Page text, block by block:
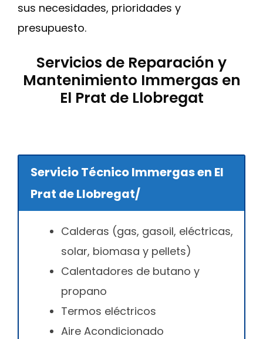
sus necesidades, prioridades y
presupuesto.
Servicios de Reparación y
Mantenimiento Immergas en
El Prat de Llobregat
Servicio Técnico Immergas en El
Prat de Llobregat/
Calderas (gas, gasoil, eléctricas,
solar, biomasa y pellets)
Calentadores de butano y
propano
Termos eléctricos
Aire Acondicionado